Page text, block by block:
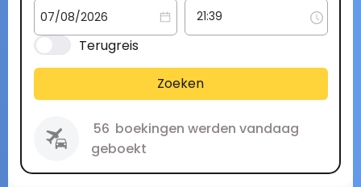
Terugreis
Zoeken
56 boekingen werden vandaag
geboekt